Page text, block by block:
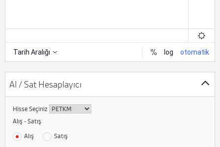
Al / Sat Hesaplayıcı
Hisse Seçiniz
Alış - Satış
Alış
Satış